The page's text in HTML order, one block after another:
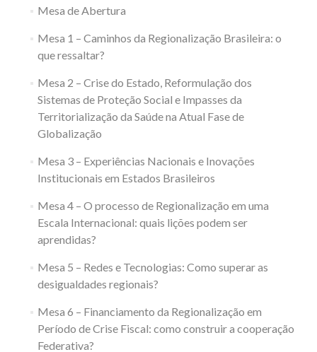
Mesa de Abertura
Mesa 1 – Caminhos da Regionalização Brasileira: o
que ressaltar?
Mesa 2 – Crise do Estado, Reformulação dos
Sistemas de Proteção Social e Impasses da
Territorialização da Saúde na Atual Fase de
Globalização
Mesa 3 – Experiências Nacionais e Inovações
Institucionais em Estados Brasileiros
Mesa 4 – O processo de Regionalização em uma
Escala Internacional: quais lições podem ser
aprendidas?
Mesa 5 – Redes e Tecnologias: Como superar as
desigualdades regionais?
Mesa 6 – Financiamento da Regionalização em
Período de Crise Fiscal: como construir a cooperação
Federativa?